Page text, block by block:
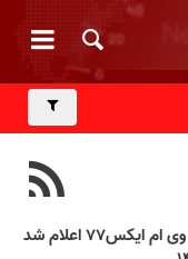
قیمت جدید ام وی ام ایکس۷۷ اعلام شد